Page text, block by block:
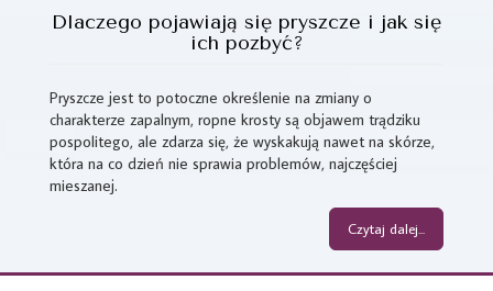
Dlaczego pojawiają się pryszcze i jak się
ich pozbyć?
Pryszcze jest to potoczne określenie na zmiany o
charakterze zapalnym, ropne krosty są objawem trądziku
pospolitego, ale zdarza się, że wyskakują nawet na skórze,
która na co dzień nie sprawia problemów, najczęściej
mieszanej.
Czytaj dalej...